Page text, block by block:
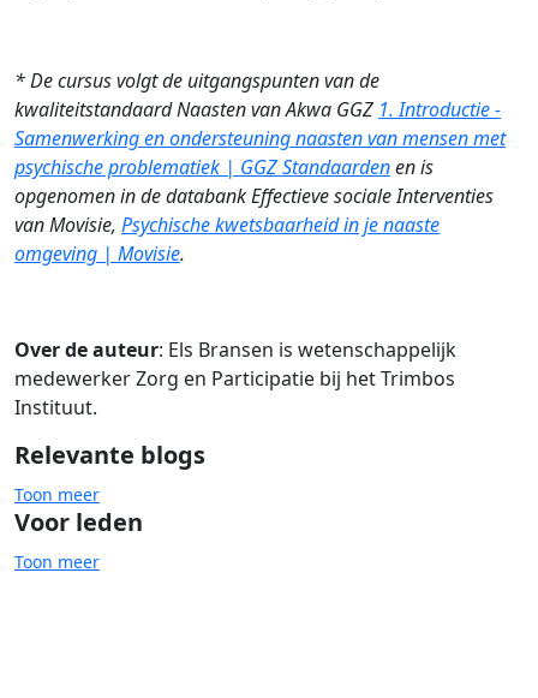
* De cursus volgt de uitgangspunten van de
kwaliteitstandaard Naasten van Akwa GGZ 1. Introductie -
Samenwerking en ondersteuning naasten van mensen met
psychische problematiek | GGZ Standaardenen is
opgenomen in de databank Effectieve sociale Interventies
van Movisie, Psychische kwetsbaarheid in je naaste
omgeving | Movisie.
Over de auteur: Els Bransen is wetenschappelijk
medewerker Zorg en Participatie bij het Trimbos
Instituut.
Relevante blogs
Toon meer
Voor leden
Toon meer